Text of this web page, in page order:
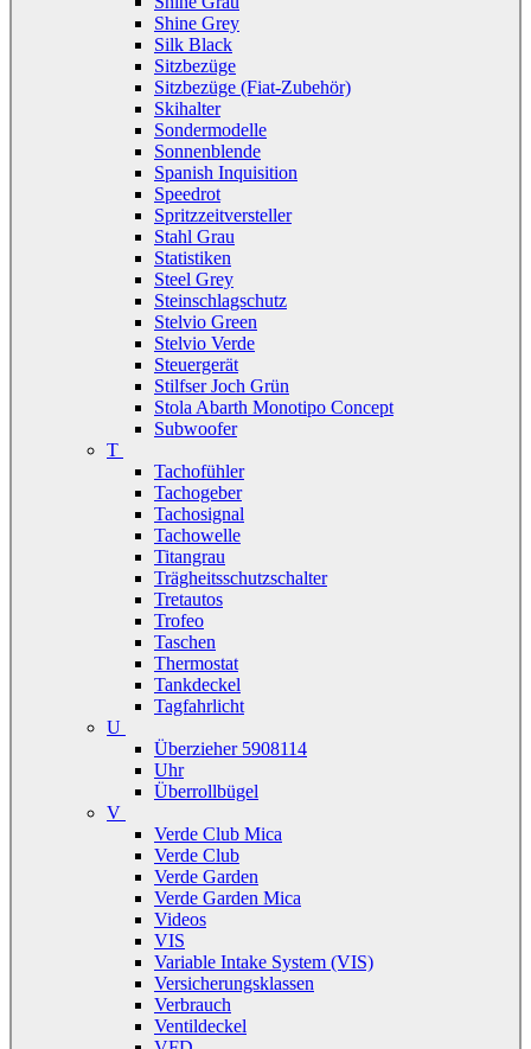
Shine Grey
Silk Black
Sitzbezüge
Sitzbezüge (Fiat-Zubehör)
Skihalter
Sondermodelle
Sonnenblende
Spanish Inquisition
Speedrot
Spritzzeitversteller
Stahl Grau
Statistiken
Steel Grey
Steinschlagschutz
Stelvio Green
Stelvio Verde
Steuergerät
Stilfser Joch Grün
Stola Abarth Monotipo Concept
Subwoofer
T
Tachofühler
Tachogeber
Tachosignal
Tachowelle
Titangrau
Trägheitsschutzschalter
Tretautos
Trofeo
Taschen
Thermostat
Tankdeckel
Tagfahrlicht
U
Überzieher 5908114
Uhr
Überrollbügel
V
Verde Club Mica
Verde Club
Verde Garden
Verde Garden Mica
Videos
VIS
Variable Intake System (VIS)
Versicherungsklassen
Verbrauch
Ventildeckel